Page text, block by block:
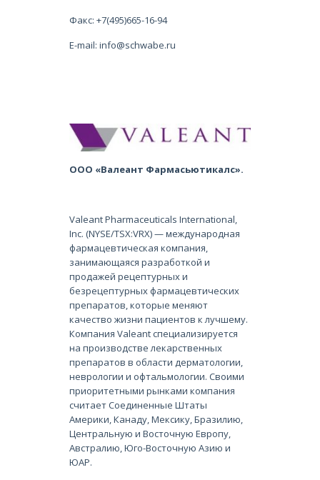
Факс: +7(495)665-16-94
E-mail: info@schwabe.ru
ООО «Валеант Фармасьютикалс».
Valeant Pharmaceuticals International,
Inc. (NYSE/TSX:VRX) — международная
фармацевтическая компания,
занимающаяся разработкой и
продажей рецептурных и
безрецептурных фармацевтических
препаратов, которые меняют
качество жизни пациентов к лучшему.
Компания Valeant специализируется
на производстве лекарственных
препаратов в области дерматологии,
неврологии и офтальмологии. Своими
приоритетными рынками компания
считает Соединенные Штаты
Америки, Канаду, Мексику, Бразилию,
Центральную и Восточную Европу,
Австралию, Юго-Восточную Азию и
ЮАР.